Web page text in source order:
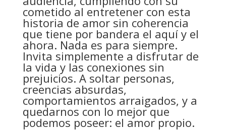
cometido al entretener con esta
historia de amor sin coherencia
que tiene por bandera el aquí y el
ahora. Nada es para siempre.
Invita simplemente a disfrutar de
la vida y las conexiones sin
prejuicios. A soltar personas,
creencias absurdas,
comportamientos arraigados, y a
quedarnos con lo mejor que
podemos poseer: el amor propio.